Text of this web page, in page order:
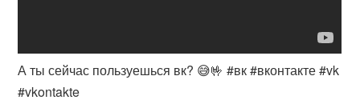
А ты сейчас пользуешься вк? 😅🤟 #вк #вконтакте #vk
#vkontakte